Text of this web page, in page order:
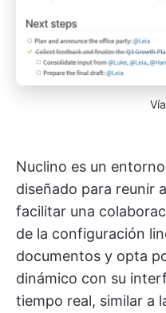
Vía
Nuclino es un
diseñado para reunir
facilitar una
de la configuración
documentos y opta
dinámico con su
tiempo real, similar a